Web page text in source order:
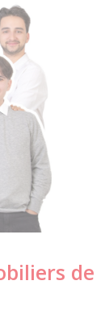
de